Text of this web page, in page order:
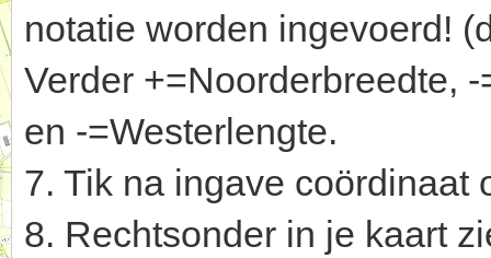
notatie worden ingevoerd!
Verder +=Noorderbreedte,
en -=Westerlengte.
7. Tik na ingave coördinaat
8. Rechtsonder in je kaart